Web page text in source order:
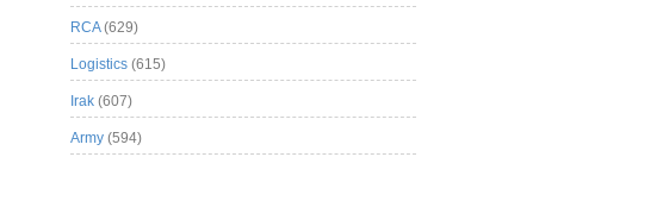
RCA(629)
Logistics (615)
Irak (607)
Army (594)